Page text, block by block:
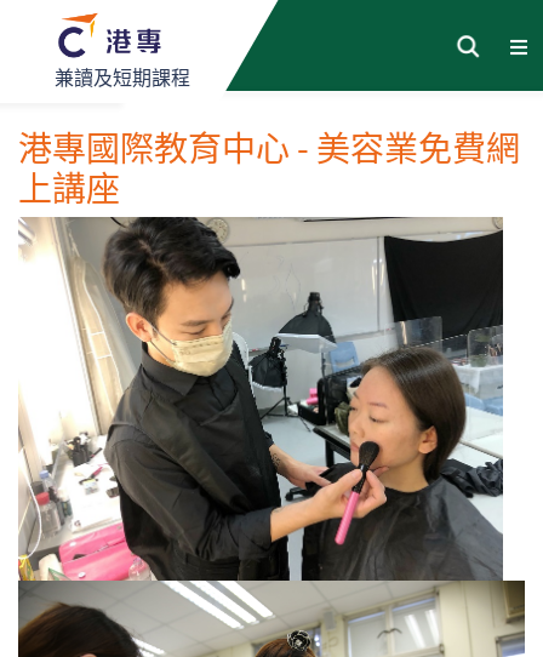
兼讀及短期課程
港專國際教育中心 - 美容業免費網
上講座